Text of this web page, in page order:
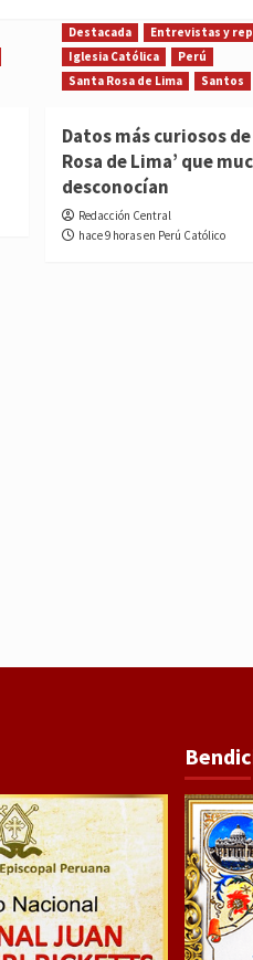
Destacada
Entrevistas y
Iglesia Católica
Perú
Santa Rosa de Lima
Santos
Datos más curiosos de
Rosa de Lima’ que
desconocían
Redacción Central
hace 9 horas en Perú Católico